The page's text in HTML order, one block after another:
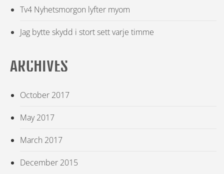
Tv4 Nyhetsmorgon lyfter myom
Jag bytte skydd i stort sett varje timme
ARCHIVES
October 2017
May 2017
March 2017
December 2015